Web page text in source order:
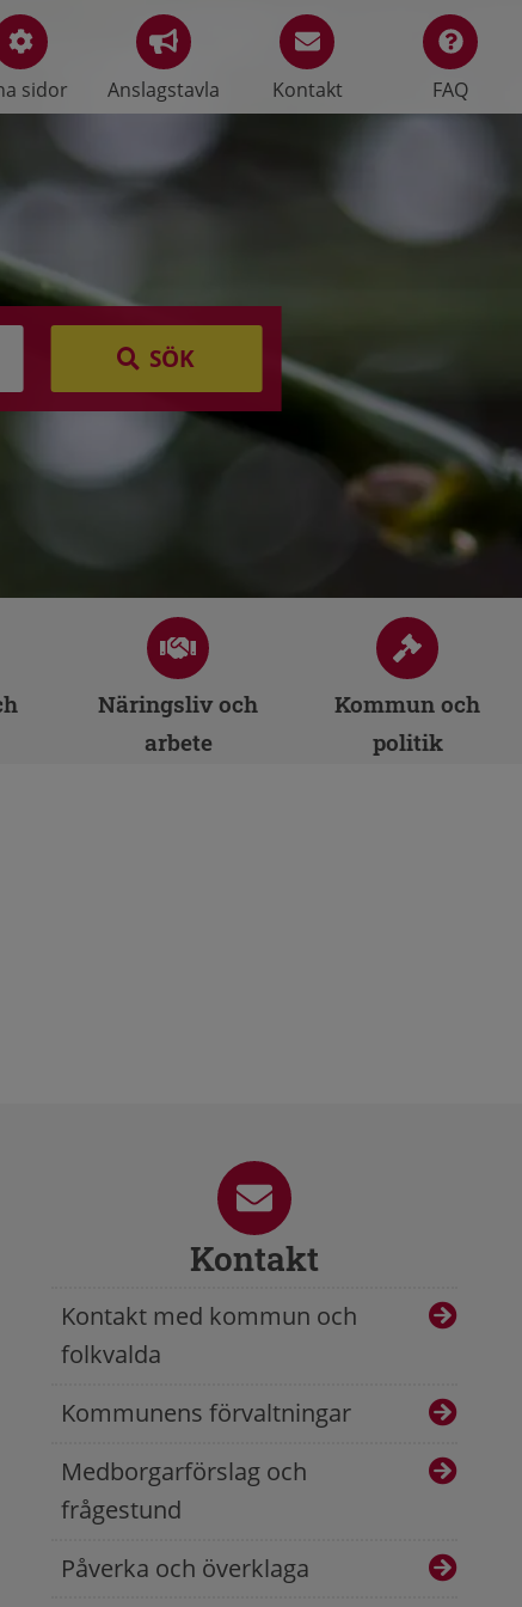
sidor Anslagstavla Kontakt FAQ
SÖK
Näringsliv och
arbete
Kommun och
politik
Kontakt
Kontakt med kommun och
folkvalda
Kommunens förvaltningar
Medborgarförslag och
frågestund
Påverka och överklaga